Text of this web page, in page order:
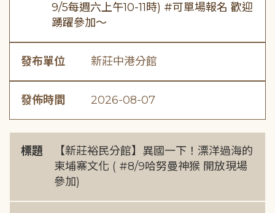
9/5每週六上午10-11時) #可單場報名 歡迎
踴躍參加～
發布單位 新莊中港分館
發佈時間 2026-08-07
標題
【新莊裕民分館】異國一下！漂洋過海的
柬埔寨文化 ( #8/9哈努曼神猴 開放現場
參加)